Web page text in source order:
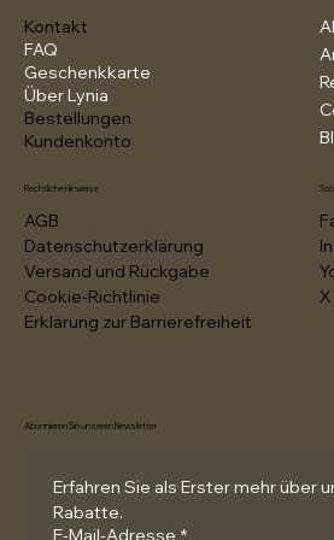
Rechtliche Hinweise
AGB
Datenschutzerklärung
Versand und Rückgabe
Cookie-Richtlinie
Erklärung zur Barrierefreiheit
Kontakt
FAQ
Geschenkkarte
Über Lynia
Bestellungen
Kundenkonto
X
Abonnieren Sie unseren Newsletter
Erfahren Sie als Erster mehr über
Rabatte.
E-Mail-Adresse *